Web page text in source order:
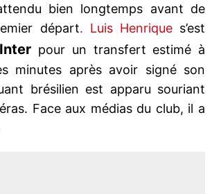
bien longtemps avant de
départ. Luis Henrique s’est
pour un transfert estimé à
minutes après avoir signé son
brésilien est apparu souriant
Face aux médias du club, il a